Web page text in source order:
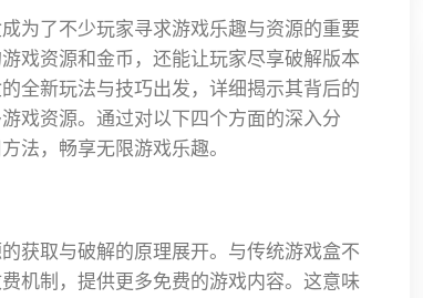
为了不少玩家寻求游戏乐趣与资源的重要
戏资源和金币，还能让玩家尽享破解版本
全新玩法与技巧出发，详细揭示其背后的
戏资源。通过对以下四个方面的深入分
法，畅享无限游戏乐趣。
获取与破解的原理展开。与传统游戏盒不
机制，提供更多免费的游戏内容。这意味